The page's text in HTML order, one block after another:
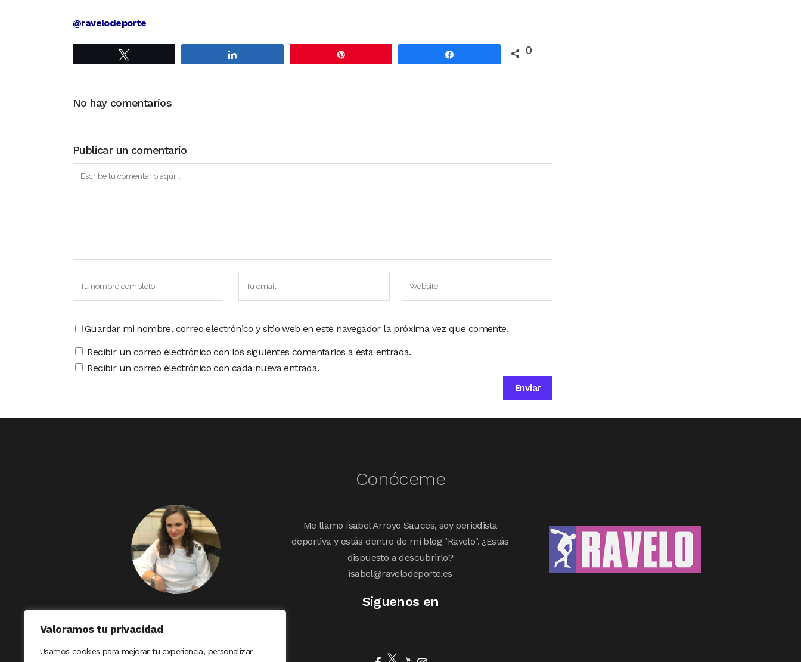
Valoramos tu privacidad
Usamos cookies para mejorar tu experiencia, personalizar
@ravelodeporte
0
No hay comentarios
Publicar un comentario
Guardar mi nombre, correo electrónico y sitio web en este navegador la próxima vez que comente.
Recibir un correo electrónico con los siguientes comentarios a esta entrada.
Recibir un correo electrónico con cada nueva entrada.
Conóceme
Me llamo Isabel Arroyo Sauces, soy periodista
deportiva y estás dentro de mi blog "Ravelo". ¿Estás
dispuesto a descubrirlo?
isabel@ravelodeporte.es
Siguenos en